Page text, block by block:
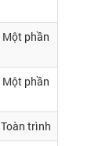
Một phần
Một phần
Toàn trình